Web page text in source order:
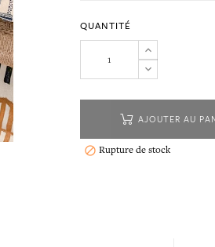
QUANTITÉ
AJOUTER AU
 Rupture de stock